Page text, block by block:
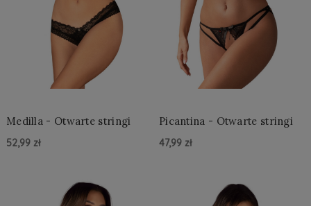
Medilla - Otwarte stringi
52,99 zł
Picantina - Otwarte stringi
47,99 zł